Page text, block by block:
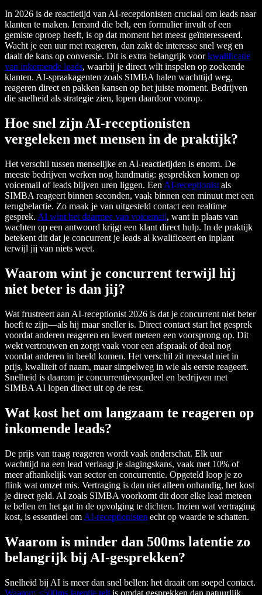
In 2026 is de reactietijd van AI-receptionisten cruciaal om leads naar
klanten te maken. Iemand die belt, een formulier invult of een
gemiste oproep heeft, is op dat moment het meest geïnteresseerd.
Wacht je een uur met reageren, dan zakt de interesse snel weg en
daalt de kans op conversie. Dit is extra belangrijk voorkwalificatie
van inkomende leads, waarbij je direct wilt inspelen op zoekende
klanten. AI-spraakagenten zoals SIMBA halen wachttijd weg,
reageren direct en pakken kansen op het juiste moment. Bedrijven
die snelheid als strategie zien, lopen daardoor voorop.
Hoe snel zijn AI-receptionisten
vergeleken met mensen in de praktijk?
Het verschil tussen menselijke en AI-reactietijden is enorm. De
meeste bedrijven werken nog handmatig: gesprekken komen op
voicemail of leads blijven uren liggen. Een AI-receptionist als
SIMBA reageert binnen seconden, vaak binnen een minuut met een
terugbelactie. Zo maak je van uitgesteld contact een realtime
gesprek. AI wint het daarmee van voicemail, want in plaats van
wachten op een antwoord krijgt een klant direct hulp. In de praktijk
betekent dit dat je concurrent je leads al kwalificeert en inplant
terwijl jij van niets weet.
Waarom wint je concurrent terwijl hij
niet beter is dan jij?
Wat frustreert aan AI-receptionist 2026 is dat je concurrent niet beter
hoeft te zijn—als hij maar sneller is. Direct contact start het gesprek
voordat anderen reageren en levert meteen een voorsprong op. Dit
wekt vertrouwen en zorgt vaak voor een afspraak of deal nog
voordat anderen in beeld komen. Het verschil zit meestal niet in
prijs, kwaliteit of naam, maar simpelweg in wie als eerste reageert.
Snelheid is daarom je concurrentievoordeel en bedrijven met
SIMBA AI lopen direct uit op de rest.
Wat kost het om langzaam te reageren op
inkomende leads?
De prijs van traag reageren wordt vaak onderschat. Elk uur
wachttijd na een lead verlaagt je slagingskans, vaak met 10% of
meer afhankelijk van sector en concurrentie. Opgeteld loop je zo
flink wat omzet mis. Vertraging is dan niet alleen onhandig, het kost
je direct geld. AI zoals SIMBA voorkomt dit door elke lead meteen
te bellen en het gat in de opvolging te dichten. Inzien wat vertraging
kost, is essentieel om AI-receptionisten echt op waarde te schatten.
Waarom is minder dan 500ms latentie zo
belangrijk bij AI-gesprekken?
Snelheid bij AI is meer dan snel bellen: het draait om soepel contact.
Waarom <500ms latentie telt is omdat gesprekken dan natuurlijk